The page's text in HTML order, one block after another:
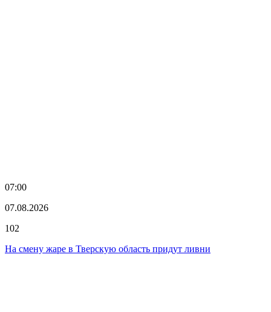
07:00
07.08.2026
102
На смену жаре в Тверскую область придут ливни